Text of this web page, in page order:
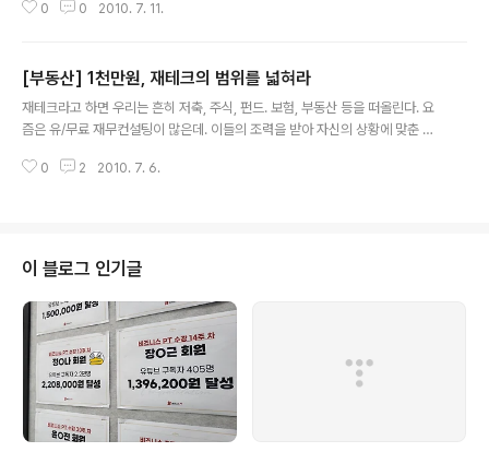
크에 성공한 케이스다. 사업에만 전념하던 그는 2006년부터 종잣돈으로 소형
발견했다. 경기도 시흥시 뉴타운 호재를 갖고 있는 지하 다세대 주택이었다. 이
물건은 대지 지분 44㎡, 건물 65㎡로 감정가 1억3500만원에서 3회 유찰돼
최저가가 6912만원까지 떨어진 상태였다. 전입신고를 마친 소액 임차인(전세
0 0 2010. 7. 11.
[부동산] 1천만원, 재테크의 범위를 넓혀라
재테크라고 하면 우리는 흔히 저축, 주식, 펀드. 보험, 부동산 등을 떠올린다. 요
즘은 유/무료 재무컨설팅이 많은데. 이들의 조력을 받아 자신의 상황에 맞춘 재
자에게 재력이 많을수록 부동산의 비중이 증가하고, 재력이 적을수록 부동산의
의 소액으로도 투자할 수 있는 부동산이 많이 있으며, 저축, 주식, 펀드보다 더
높은 수익률이 나는 물건도 많다. 따라서 이제는 저축, 펀드 등에만 자산을 한정
해서 재테크하는 ..
0 2 2010. 7. 6.
이 블로그 인기글